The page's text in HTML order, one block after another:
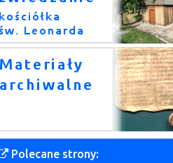
Polecane strony: